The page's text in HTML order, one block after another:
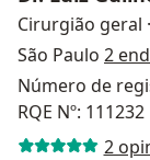
Cirurgião geral ·
São Paulo 2
Número de
RQE Nº: 111232
2